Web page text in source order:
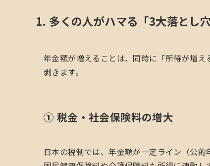
1. 多くの人がハマる「3大落とし穴
年金額が増えることは、同時に「所得が増
剥きます。
① 税金・社会保険料の増大
日本の税制では、年金額が一定ライン（公的